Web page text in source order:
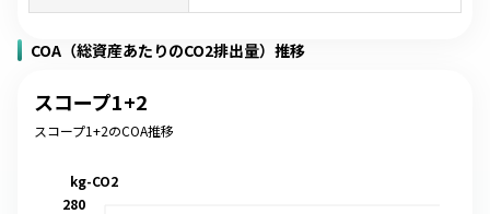
COA（総資産あたりのCO2排出量）推移
スコープ1+2
スコープ1+2のCOA推移
280
kg-CO2